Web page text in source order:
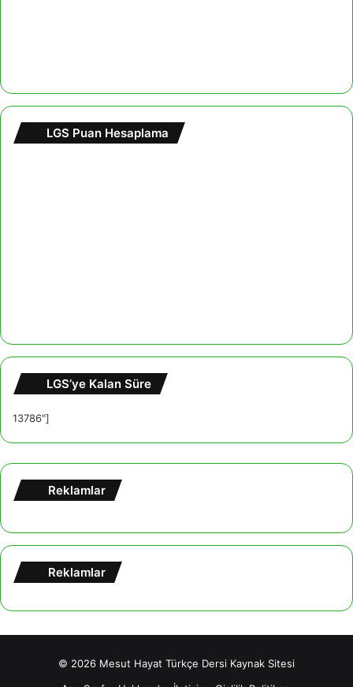
LGS Puan Hesaplama
LGS’ye Kalan Süre
13786"]
Reklamlar
Reklamlar
© 2026 Mesut Hayat Türkçe Dersi Kaynak Sitesi